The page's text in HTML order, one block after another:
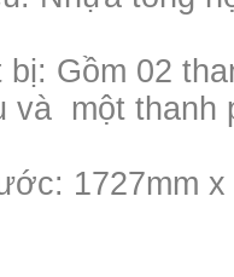
bị: Gồm 02
và một thanh
1727mm x